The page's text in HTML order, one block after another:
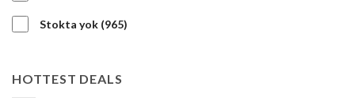
Stokta yok 965965
HOTTEST DEALS